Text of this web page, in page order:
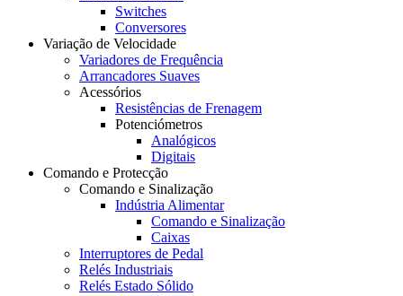
Switches
Conversores
Variação de Velocidade
Variadores de Frequência
Arrancadores Suaves
Acessórios
Resistências de Frenagem
Potenciómetros
Analógicos
Digitais
Comando e Protecção
Comando e Sinalização
Indústria Alimentar
Comando e Sinalização
Caixas
Interruptores de Pedal
Relés Industriais
Relés Estado Sólido